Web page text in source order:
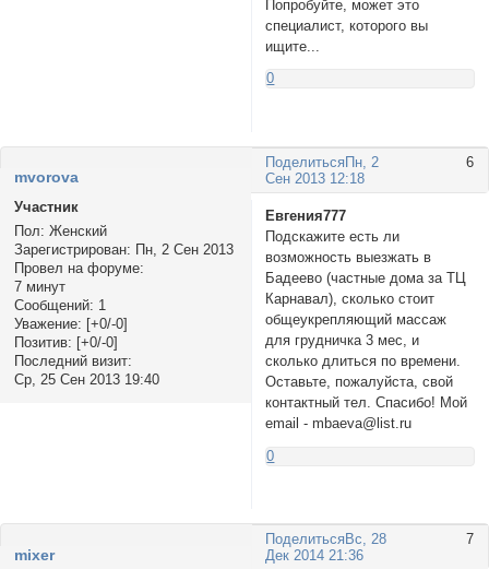
Попробуйте, может это
специалист, которого вы
ищите...
0
Поделиться 6
Пн, 2
Сен 2013 12:18
mvorova
Участник
Пол: Женский
Зарегистрирован: Пн, 2 Сен 2013
Провел на форуме:
7 минут
Сообщений: 1
Уважение: [+0/-0]
Позитив: [+0/-0]
Последний визит:
Ср, 25 Сен 2013 19:40
Евгения777
Подскажите есть ли
возможность выезжать в
Бадеево (частные дома за ТЦ
Карнавал), сколько стоит
общеукрепляющий массаж
для грудничка 3 мес, и
сколько длиться по времени.
Оставьте, пожалуйста, свой
контактный тел. Спасибо! Мой
email - mbaeva@list.ru
0
Поделиться 7
Вс, 28
Дек 2014 21:36
mixer